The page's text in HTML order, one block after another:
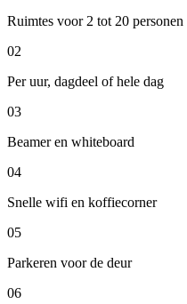
Ruimtes voor 2 tot 20 personen
02
Per uur, dagdeel of hele dag
03
Beamer en whiteboard
04
Snelle wifi en koffiecorner
05
Parkeren voor de deur
06